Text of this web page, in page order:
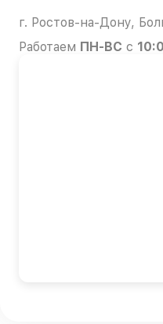
г. Ростов-на-Дону,
Работаем ПН-ВС с